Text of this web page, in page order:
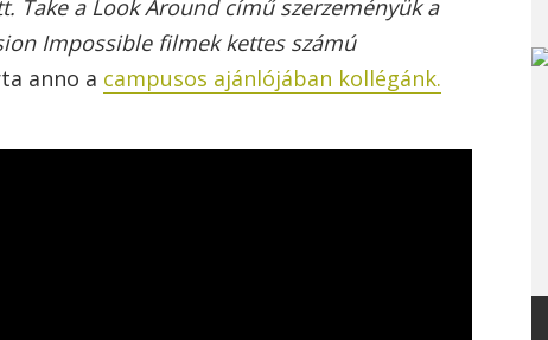
Take a Look Around című szerzeményük a
Impossible filmek kettes számú
anno a campusos ajánlójában kollégánk.